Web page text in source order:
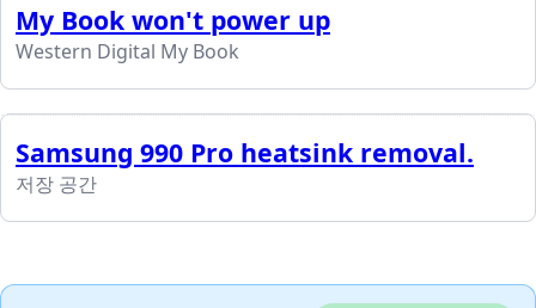
My Book won't power up
Western Digital My Book
Samsung 990 Pro heatsink removal.
저장 공간